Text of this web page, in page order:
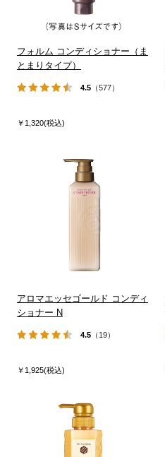
フォルム コンディショナー（ま
とまりタイプ）
4.5（577）
￥1,320(税込)
アロマエッセゴールド コンディ
ショナー N
4.5（19）
￥1,925(税込)